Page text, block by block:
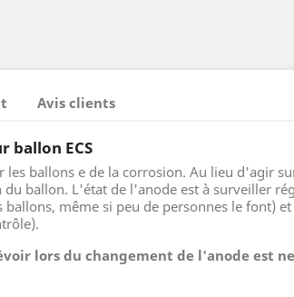
Avis clients
ballon ECS
les ballons e de la corrosion. Au lieu d'agir
ballon. L'état de l'anode est à surveiller
même si peu de personnes le font)
lors du changement de l'anode est